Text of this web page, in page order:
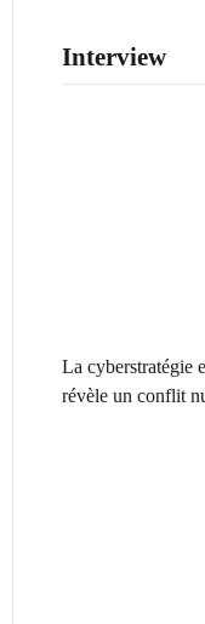
Interview
La cyberstratégie
révèle un conflit